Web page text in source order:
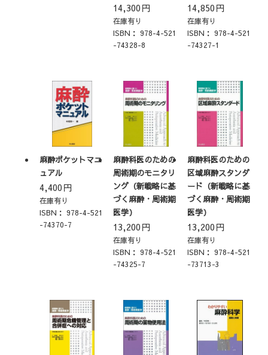
14,300円
在庫有り
ISBN： 978-4-521
-74328-8
14,850円
在庫有り
ISBN： 978-4-521
-74327-1
麻酔ポケットマニ
ュアル
4,400円
在庫有り
ISBN： 978-4-521
-74370-7
麻酔科医のための
周術期のモニタリ
ング（新戦略に基
づく麻酔・周術期
医学）
13,200円
在庫有り
ISBN： 978-4-521
-74325-7
麻酔科医のための
区域麻酔スタンダ
ード（新戦略に基
づく麻酔・周術期
医学）
13,200円
在庫有り
ISBN： 978-4-521
-73713-3